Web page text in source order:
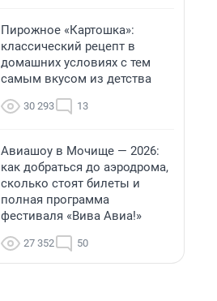
Пирожное «Картошка»:
классический рецепт в
домашних условиях с тем
самым вкусом из детства
30 293 13
Авиашоу в Мочище — 2026:
как добраться до аэродрома,
сколько стоят билеты и
полная программа
фестиваля «Вива Авиа!»
27 352 50